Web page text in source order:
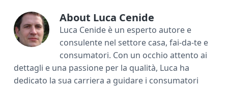
ok di
About Luca Cenide
Luca Cenide è un esperto autore e
consulente nel settore casa, fai-da-te e
consumatori. Con un occhio attento ai
dettagli e una passione per la qualità, Luca ha
dedicato la sua carriera a guidare i consumatori